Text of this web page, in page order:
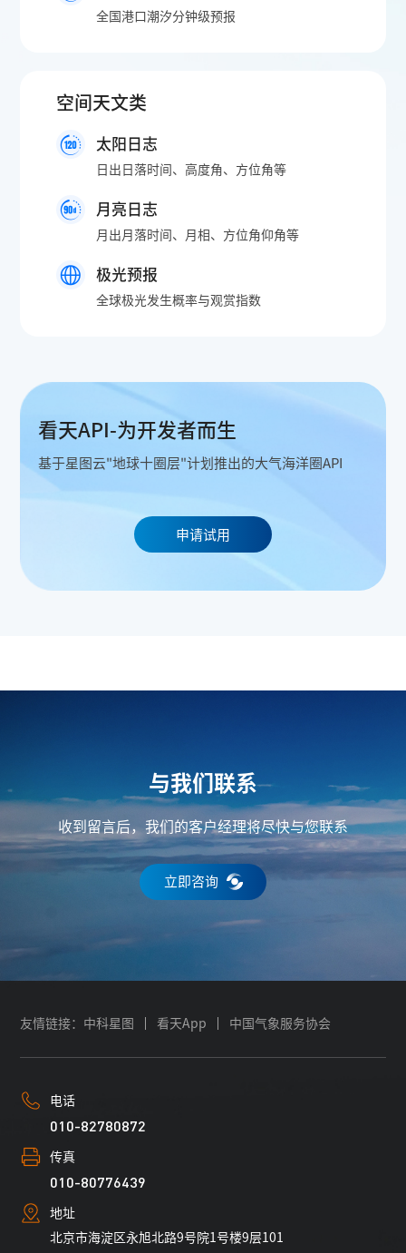
全国港口潮汐分钟级预报
空间天文类
太阳日志
日出日落时间、高度角、方位角等
月亮日志
月出月落时间、月相、方位角仰角等
极光预报
全球极光发生概率与观赏指数
看天API-为开发者而生
基于星图云"地球十圈层"计划推出的大气海洋圈API
申请试用
与我们联系
收到留言后，我们的客户经理将尽快与您联系
立即咨询
友情链接： 中科星图 看天App 中国气象服务协会
电话
010-82780872
传真
010-80776439
地址
北京市海淀区永旭北路9号院1号楼9层101